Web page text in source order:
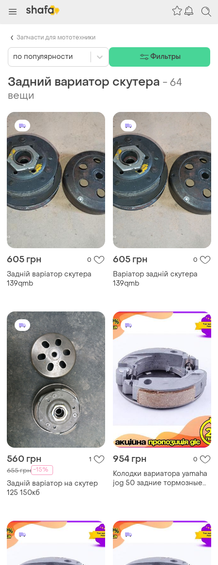
Задний вариатор скутера - 64
вещи
605 грн 0
Задній варіатор скутера
139qmb
605 грн 0
Варіатор задній скутера
139qmb
560 грн 1
655 грн -15%
Задній варіатор на скутер
125 150кб
954 грн 0
Колодки вариатора yamaha
jog 50 задние тормозные
по популярности Фильтры
Запчасти для мототехники